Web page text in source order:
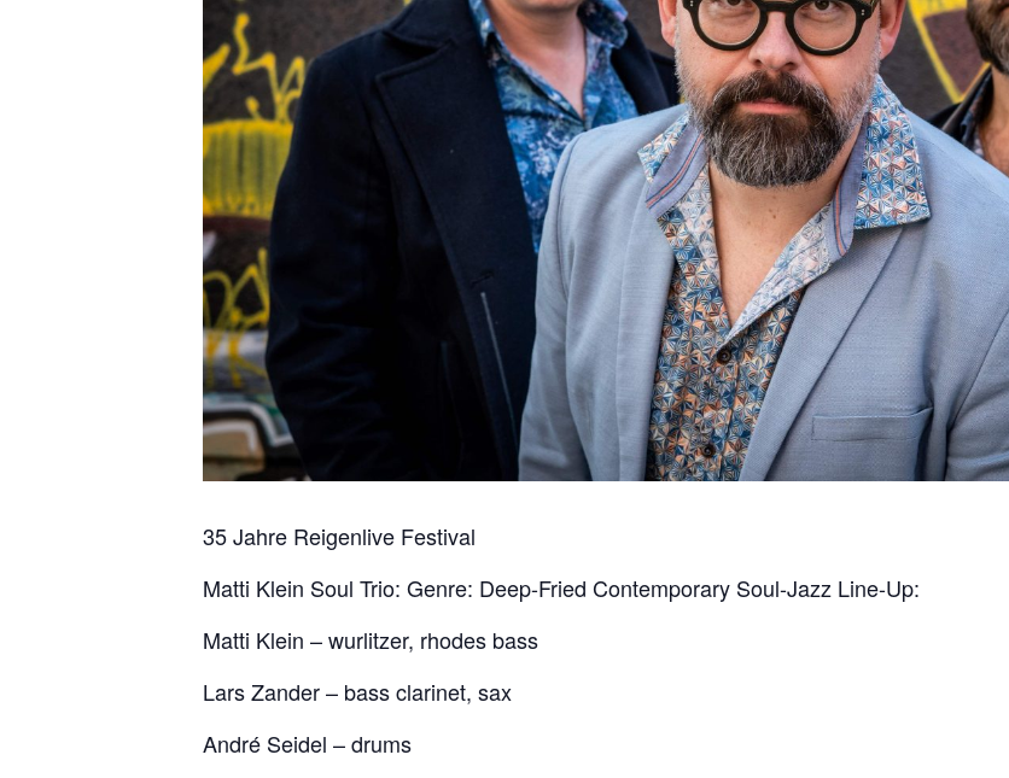
35 Jahre Reigenlive Festival
Matti Klein Soul Trio: Genre: Deep-Fried Contemporary Soul-Jazz Line-Up:
Matti Klein – wurlitzer, rhodes bass
Lars Zander – bass clarinet, sax
André Seidel – drums